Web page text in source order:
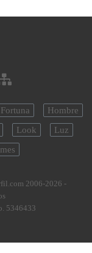
Fortuna
Hombre
Look
Luz
2006-2026 -
5346433